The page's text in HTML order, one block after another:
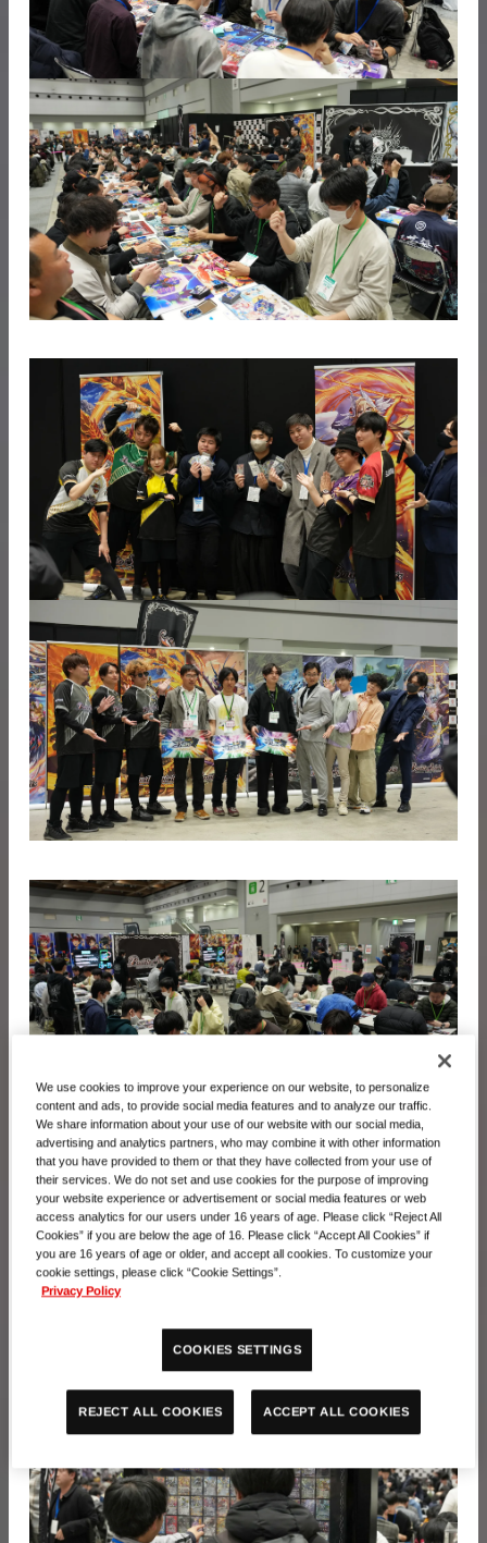
We use cookies to improve your experience on our website, to personalize
content and ads, to provide social media features and to analyze our traffic.
We share information about your use of our website with our social media,
advertising and analytics partners, who may combine it with other information
that you have provided to them or that they have collected from your use of
their services. We do not set and use cookies for the purpose of improving
your website experience or advertisement or social media features or web
access analytics for our users under 16 years of age. Please click “Reject All
Cookies” if you are below the age of 16. Please click “Accept All Cookies” if
you are 16 years of age or older, and accept all cookies. To customize your
cookie settings, please click “Cookie Settings”.
Privacy Policy
COOKIES SETTINGS
REJECT ALL COOKIES ACCEPT ALL COOKIES